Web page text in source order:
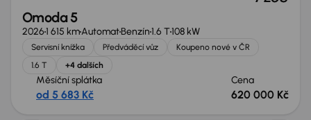
Omoda 5
20261 615 kmAutomatBenzín1.6 T108 kW
Servisní knížka Předváděcí vůz
Koupeno nové v ČR
1.6 T
+4 dalších
Měsíční splátka
od 5 683 Kč
Cena
620 000 Kč
Nově v nabídce